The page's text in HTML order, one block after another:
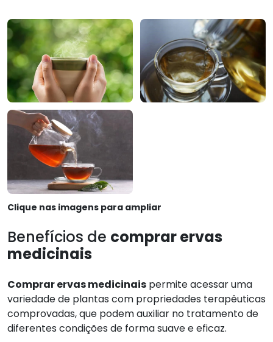
Clique nas imagens para ampliar
Benefícios de comprar ervas
medicinais
Comprar ervas medicinais permite acessar uma
variedade de plantas com propriedades terapêuticas
comprovadas, que podem auxiliar no tratamento de
diferentes condições de forma suave e eficaz.